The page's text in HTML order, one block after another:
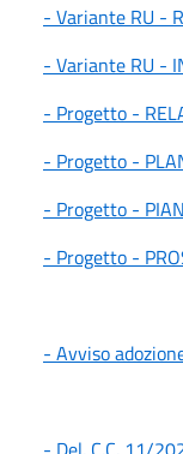
- Variante RU -
- Variante RU -
- Progetto -
- Progetto -
- Progetto -
- Progetto -
- Avviso